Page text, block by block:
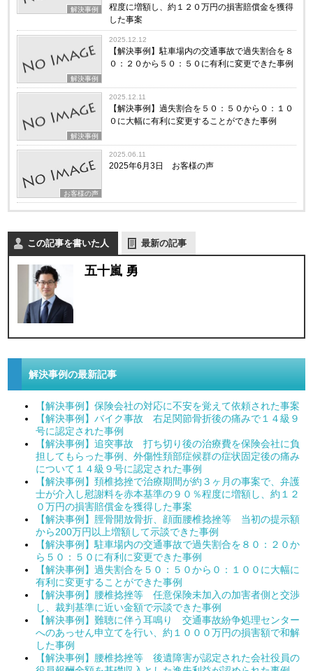
解決事例
程度に増額し、約１２０万円の損害賠償金を獲得
した事案
解決事例
2025.12.12
【解決事例】駐車場内の交通事故で過失割合を８
０：２０から５０：５０に有利に変更できた事例
解決事例
2025.12.11
【解決事例】過失割合を５０：５０から０：１０
０に大幅に有利に変更することができた事例
お客様の声
2025.06.11
2025年6月3日 お客様の声
この記事を書いた人 最新の記事
五十嵐 勇
解決事例の最新記事
【解決事例】保険会社の対応に不安を覚えて依頼された事案
【解決事例】バイク事故 右足関節骨折後の痛みで１４級９
号に認定された事例
【解決事例】追突事故 打ち切り後の治療費を保険会社に負
担してもらった事例、外傷性頚部症候群の症状固定後の痛み
について１４級９号に認定された事例
【解決事例】頚椎捻挫で治療期間が約３ヶ月の事案で、弁護
士が介入し慰謝料を赤本基準の９０％程度に増額し、約１２
０万円の損害賠償金を獲得した事案
【解決事例】脛骨開放骨折、顔面腰椎捻挫等 当初の提示額
から200万円以上増額して示談できた事例
【解決事例】駐車場内の交通事故で過失割合を８０：２０か
ら５０：５０に有利に変更できた事例
【解決事例】過失割合を５０：５０から０：１００に大幅に
有利に変更することができた事例
【解決事例】腰椎捻挫等 任意保険未加入の加害者側と交渉
し、裁判基準に近い金額で示談できた事例
【解決事例】難聴に伴う耳鳴り 交通事故紛争処理センター
へのあっせん申立てを行い、約１０００万円の損害額で和解
した事例
【解決事例】腰椎捻挫等 後遺障害が認定された会社役員の